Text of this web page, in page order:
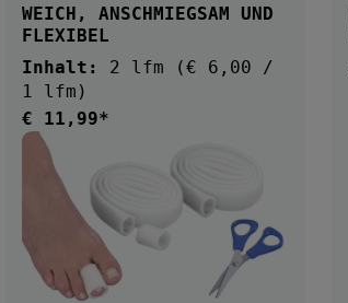
WEICH, ANSCHMIEGSAM UND
FLEXIBEL
Inhalt: 2 lfm
(€ 6,00 /
1 lfm)
Regulärer Preis:
€ 11,99*